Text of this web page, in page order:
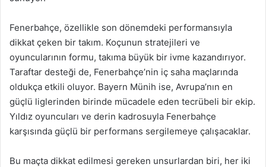
Fenerbahçe, özellikle son dönemdeki performansıyla
dikkat çeken bir takım. Koçunun stratejileri ve
oyuncularının formu, takıma büyük bir ivme kazandırıyor.
Taraftar desteği de, Fenerbahçe’nin iç saha maçlarında
oldukça etkili oluyor. Bayern Münih ise, Avrupa’nın en
güçlü liglerinden birinde mücadele eden tecrübeli bir ekip.
Yıldız oyuncuları ve derin kadrosuyla Fenerbahçe
karşısında güçlü bir performans sergilemeye çalışacaklar.
Bu maçta dikkat edilmesi gereken unsurlardan biri, her iki